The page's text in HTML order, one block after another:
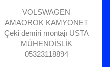
VOLSWAGEN
AMAOROK KAMYONET
Çeki demiri montajı USTA
MÜHENDİSLİK
05323118894